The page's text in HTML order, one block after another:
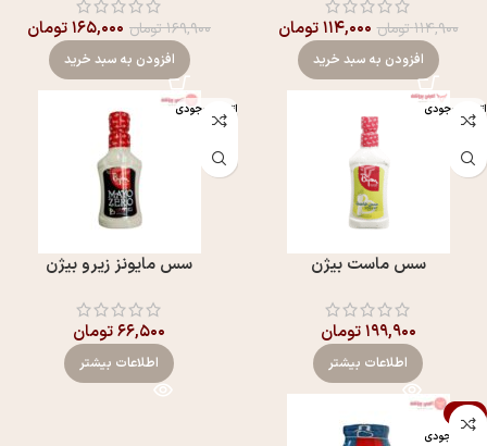
۱۱۴,۹۰۰تومان ۱۱۴,۰۰۰تومان
افزودن به سبد خرید
۱۶۹,۹۰۰تومان ۱۶۵,۰۰۰تومان
افزودن به سبد خرید
اتمام موجودی
سس ماست بيژن
۱۹۹,۹۰۰تومان
اطلاعات بیشتر
اتمام موجودی
سس مایونز زیرو بیژن
۶۶,۵۰۰تومان
اطلاعات بیشتر
-7%
اتمام موجودی